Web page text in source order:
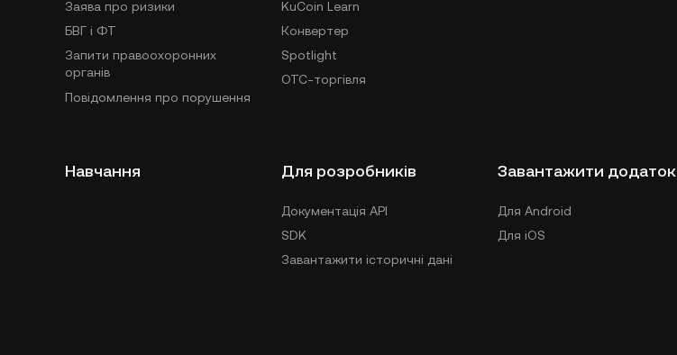
Заява про ризики
БВГ і ФТ
Запити правоохоронних
органів
Повідомлення про порушення
KuCoin Learn
Конвертер
Spotlight
OTC-торгівля
Навчання Для розробників
Документація API
SDK
Завантажити історичні дані
Завантажити додаток
Для Android
Для iOS